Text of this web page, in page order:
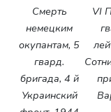
Смерть
немецким
окупантам, 5
гвард.
бригада, 4 й
Украинский
VI